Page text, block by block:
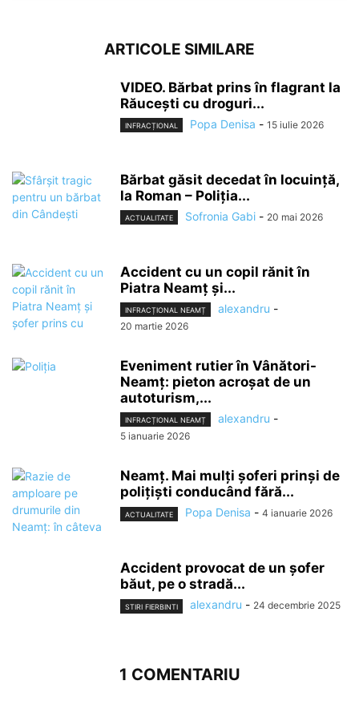
ARTICOLE SIMILARE
VIDEO. Bărbat prins în flagrant la
Răucești cu droguri...
INFRACȚIONAL Popa Denisa - 15 iulie 2026
Bărbat găsit decedat în locuință,
la Roman – Poliția...
ACTUALITATE Sofronia Gabi - 20 mai 2026
Accident cu un copil rănit în
Piatra Neamț și...
INFRACȚIONAL NEAMȚ alexandru -
20 martie 2026
Eveniment rutier în Vânători-
Neamț: pieton acroșat de un
autoturism,...
INFRACȚIONAL NEAMȚ alexandru -
5 ianuarie 2026
Neamț. Mai mulți șoferi prinși de
polițiști conducând fără...
ACTUALITATE Popa Denisa - 4 ianuarie 2026
Accident provocat de un șofer
băut, pe o stradă...
STIRI FIERBINTI alexandru - 24 decembrie 2025
1 COMENTARIU